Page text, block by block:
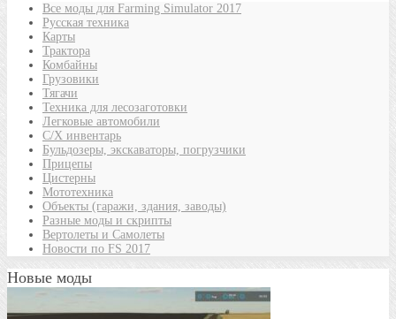
Все моды для Farming Simulator 2017
Русская техника
Карты
Трактора
Комбайны
Грузовики
Тягачи
Техника для лесозаготовки
Легковые автомобили
С/Х инвентарь
Бульдозеры, экскаваторы, погрузчики
Прицепы
Цистерны
Мототехника
Объекты (гаражи, здания, заводы)
Разные моды и скрипты
Вертолеты и Самолеты
Новости по FS 2017
Новые моды